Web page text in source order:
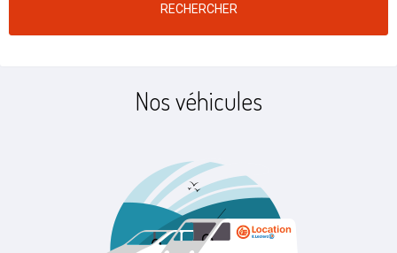
RECHERCHER
Nos véhicules